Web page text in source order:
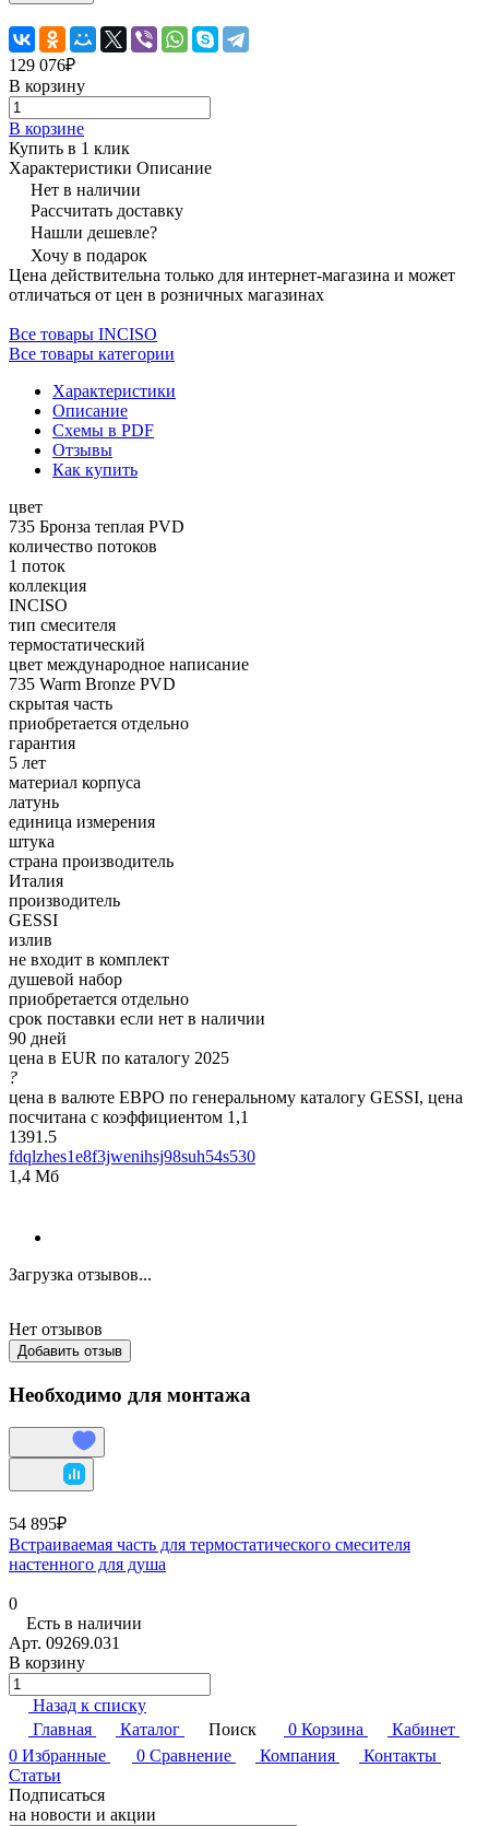
129 076₽
В корзину
В корзине
Купить в 1 клик
Характеристики Описание
Нет в наличии
Рассчитать доставку
Нашли дешевле?
Хочу в подарок
Цена действительна только для интернет-магазина и может
отличаться от цен в розничных магазинах
Все товары INCISO
Все товары категории
Характеристики
Описание
Схемы в PDF
Отзывы
Как купить
цвет
735 Бронза теплая PVD
количество потоков
1 поток
коллекция
INCISO
тип смесителя
термостатический
цвет международное написание
735 Warm Bronze PVD
скрытая часть
приобретается отдельно
гарантия
5 лет
материал корпуса
латунь
единица измерения
штука
страна производитель
Италия
производитель
GESSI
излив
не входит в комплект
душевой набор
приобретается отдельно
срок поставки если нет в наличии
90 дней
цена в EUR по каталогу 2025
?
цена в валюте ЕВРО по генеральному каталогу GESSI, цена
посчитана с коэффициентом 1,1
1391.5
fdqlzhes1e8f3jwenihsj98suh54s530
1,4 Мб
Загрузка отзывов...
Нет отзывов
Добавить отзыв
Необходимо для монтажа
54 895₽
Встраиваемая часть для термостатического смесителя
настенного для душа
0
Есть в наличии
Арт. 09269.031
В корзину
Назад к списку
Главная
Каталог Поиск 0 Корзина
Кабинет
0 Избранные 0 Сравнение Компания
Контакты
Статьи
Подписаться
на новости и акции